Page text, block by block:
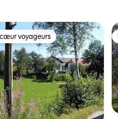
voyageurs
voyageurs